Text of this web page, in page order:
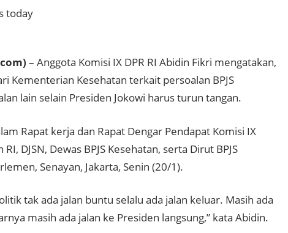
today
– Anggota Komisi IX DPR RI Abidin Fikri mengatakan,
Kementerian Kesehatan terkait persoalan BPJS
lain selain Presiden Jokowi harus turun tangan.
Rapat kerja dan Rapat Dengar Pendapat Komisi IX
DJSN, Dewas BPJS Kesehatan, serta Dirut BPJS
Senayan, Jakarta, Senin (20/1).
tak ada jalan buntu selalu ada jalan keluar. Masih ada
masih ada jalan ke Presiden langsung,” kata Abidin.